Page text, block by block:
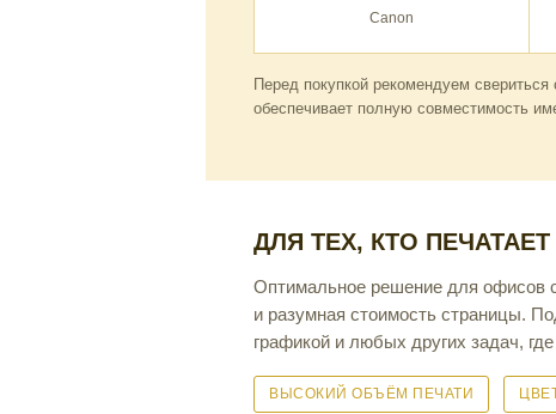
Canon
Перед покупкой рекомендуем
обеспечивает полную совместимость
ДЛЯ ТЕХ, КТО
Оптимальное решение для офисов
и разумная стоимость страницы.
графикой и любых других задач,
ВЫСОКИЙ ОБЪЁМ ПЕЧАТИ